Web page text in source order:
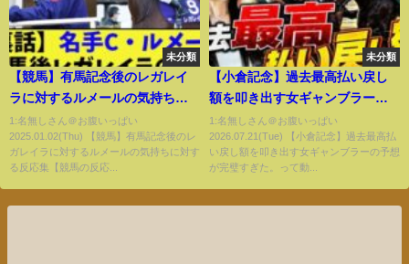
未分類
【競馬】有馬記念後のレガレイ
ラに対するルメールの気持ちに
対する反応集【競馬の反応集】
1:名無しさん＠お腹いっぱい
2025.01.02(Thu) 【競馬】有馬記念後のレ
ガレイラに対するルメールの気持ちに対す
る反応集【競馬の反応...
未分類
【小倉記念】過去最高払い戻し
額を叩き出す女ギャンブラーの
予想が完璧すぎた。
1:名無しさん＠お腹いっぱい
2026.07.21(Tue) 【小倉記念】過去最高払
い戻し額を叩き出す女ギャンブラーの予想
が完璧すぎた。って動...